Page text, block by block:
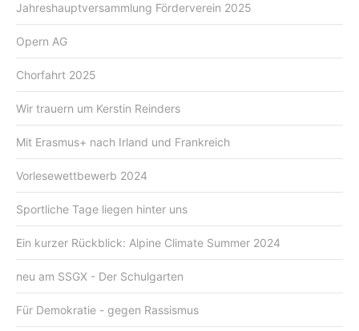
Jahreshauptversammlung Förderverein 2025
Opern AG
Chorfahrt 2025
Wir trauern um Kerstin Reinders
Mit Erasmus+ nach Irland und Frankreich
Vorlesewettbewerb 2024
Sportliche Tage liegen hinter uns
Ein kurzer Rückblick: Alpine Climate Summer 2024
neu am SSGX - Der Schulgarten
Für Demokratie - gegen Rassismus